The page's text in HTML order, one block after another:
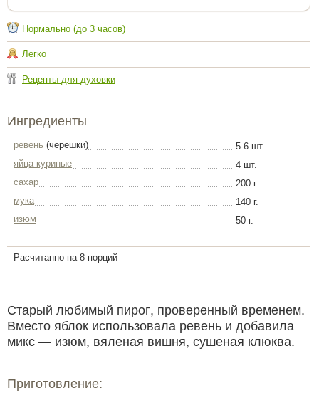
Нормально (до 3 часов)
Легко
Рецепты для духовки
Ингредиенты
ревень (черешки)
5-6 шт.
яйца куриные
4 шт.
сахар
200 г.
мука
140 г.
изюм
50 г.
Расчитанно на 8 порций
Старый любимый пирог, проверенный временем.
Вместо яблок использовала ревень и добавила
микс — изюм, вяленая вишня, сушеная клюква.
Приготовление: